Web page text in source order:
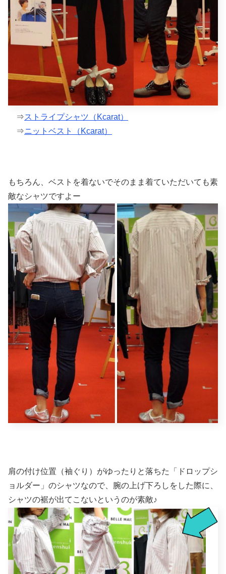
⇒ストライプシャツ（Kcarat）
⇒ニットベスト（Kcarat）
もちろん、ベストを着ないでそのまま着ていただいても素
敵なシャツですよー
肩の付け位置（袖ぐり）がゆったりと落ちた「ドロップシ
ョルダー」のシャツなので、腕の上げ下ろしをした際に、
シャツの裾が出てこないというのが素敵♪